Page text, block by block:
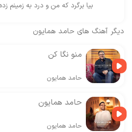
بیا برگرد که من و درد به زمینم
دیگر آهنگ های حامد همایون
منو نگا کن
حامد همایون
حامد همایون
حامد همایون